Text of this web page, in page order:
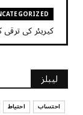
کیریئر کی
July 29, 2026
کیا آپ اپنے
July 29, 2026
لیبلز
احتساب احتیاط